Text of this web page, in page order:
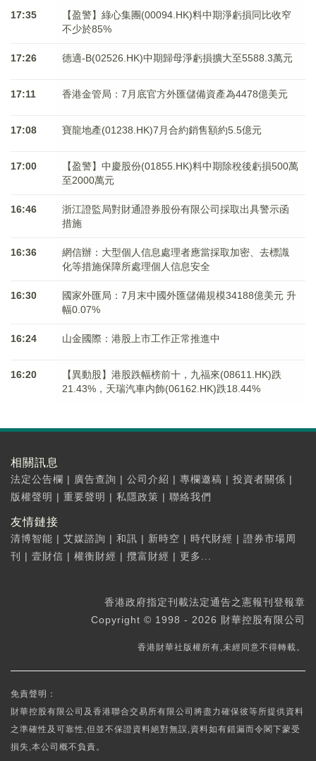
17:35
【盈警】綠心集團(00094.HK)料中期淨虧損同比收窄
不少於85%
17:26 德適-B(02526.HK)中期歸母淨虧損擴大至5588.3萬元
17:11 香港金管局：7月底官方外匯儲備資產為4478億美元
17:08 寶龍地產(01238.HK)7月合約銷售額約5.5億元
17:00
【盈警】中慶股份(01855.HK)料中期除稅後虧損500萬
至2000萬元
16:46
浙江證監局對財通證券股份有限公司採取出具警示函
措施
16:36
網信辦：大型個人信息處理者應當採取加密、去標識
化等措施保障所處理個人信息安全
16:30
國家外匯局：7月末中國外匯儲備規模34188億美元 升
幅0.07%
16:24 山金國際：港股上市工作正常推進中
16:20
【異動股】港股跌幅榜前十，九福來(08611.HK)跌
21.43%，天瑞汽車内飾(06162.HK)跌18.44%
相關訊息
法定公告欄 | 廣告查詢 | 公司介紹 | 專欄邀稿 | 投資者關係 |
版權聲明 | 重要聲明 | 私隱政策 | 聯絡我們
友情鏈接
清博智能 | 艾媒諮詢 | 和訊 | 新時空 | 時代財經 | 證券市場周
刊
| 壹財信 | 權衡財經 | 攬富財經 | 更多...
香港政府指定刊載法定通告之憲報刊登報章
Copyright © 1998 - 2026 財華控股有限公司
香港財華社版權所有,未經同意不得轉載。
免責聲明：
財華控股有限公司及香港聯合交易所有限公司將盡力確保彼等所提供資料
之準確性及可靠性,但並不保證資料絕對無誤,資料如有錯漏而令閣下蒙受
損失,本公司概不負責。